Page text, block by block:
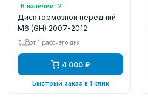
В наличии: 2
Арт.: KD0209
Диск тормозной передний
M6 (GH) 2007-2012
от 1 рабочего дня
4 000 ₽
Быстрый заказ в 1 клик